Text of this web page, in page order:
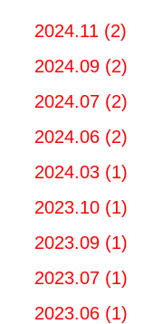
2024.11 (2)
2024.09 (2)
2024.07 (2)
2024.06 (2)
2024.03 (1)
2023.10 (1)
2023.09 (1)
2023.07 (1)
2023.06 (1)